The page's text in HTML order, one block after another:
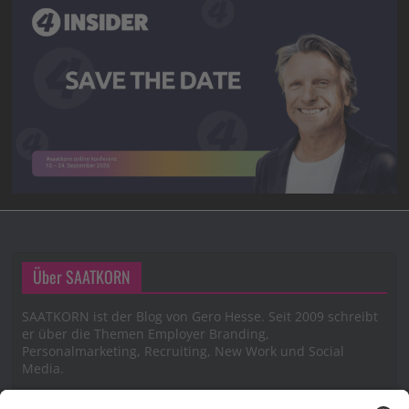
Über SAATKORN
SAATKORN ist der Blog von Gero Hesse. Seit 2009 schreibt
er über die Themen Employer Branding,
Personalmarketing, Recruiting, New Work und Social
Media.